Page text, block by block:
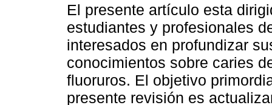
El presente artículo esta
estudiantes y profesionales
interesados en profundizar
conocimientos sobre caries
fluoruros. El objetivo
presente revisión es